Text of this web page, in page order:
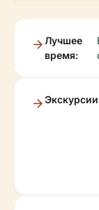
Лучшее
время: